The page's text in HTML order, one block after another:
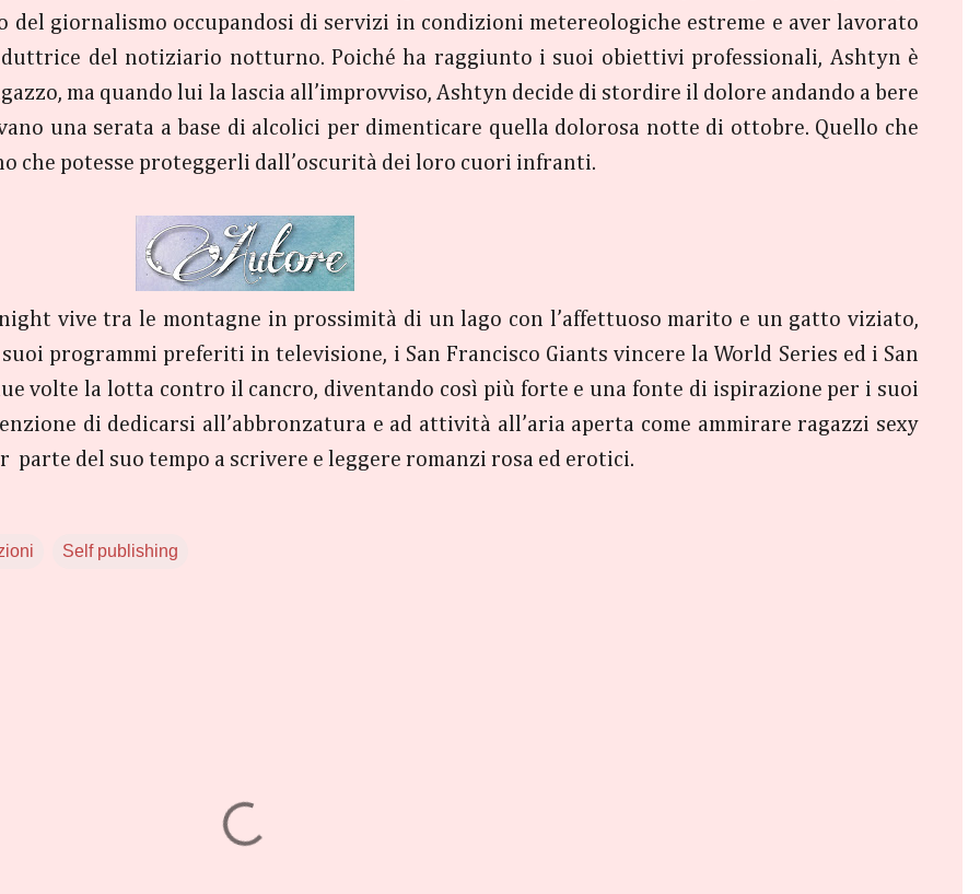
del giornalismo occupandosi di servizi in condizioni metereologiche estreme e aver lavorato
del notiziario notturno. Poiché ha raggiunto i suoi obiettivi professionali, Ashtyn è
ma quando lui la lascia all’improvviso, Ashtyn decide di stordire il dolore andando a bere
una serata a base di alcolici per dimenticare quella dolorosa notte di ottobre. Quello che
che potesse proteggerli dall’oscurità dei loro cuori infranti.
vive tra le montagne in prossimità di un lago con l’affettuoso marito e un gatto viziato,
programmi preferiti in televisione, i San Francisco Giants vincere la World Series ed i San
volte la lotta contro il cancro, diventando così più forte e una fonte di ispirazione per i suoi
di dedicarsi all’abbronzatura e ad attività all’aria aperta come ammirare ragazzi sexy
parte del suo tempo a scrivere e leggere romanzi rosa ed erotici.
Self publishing